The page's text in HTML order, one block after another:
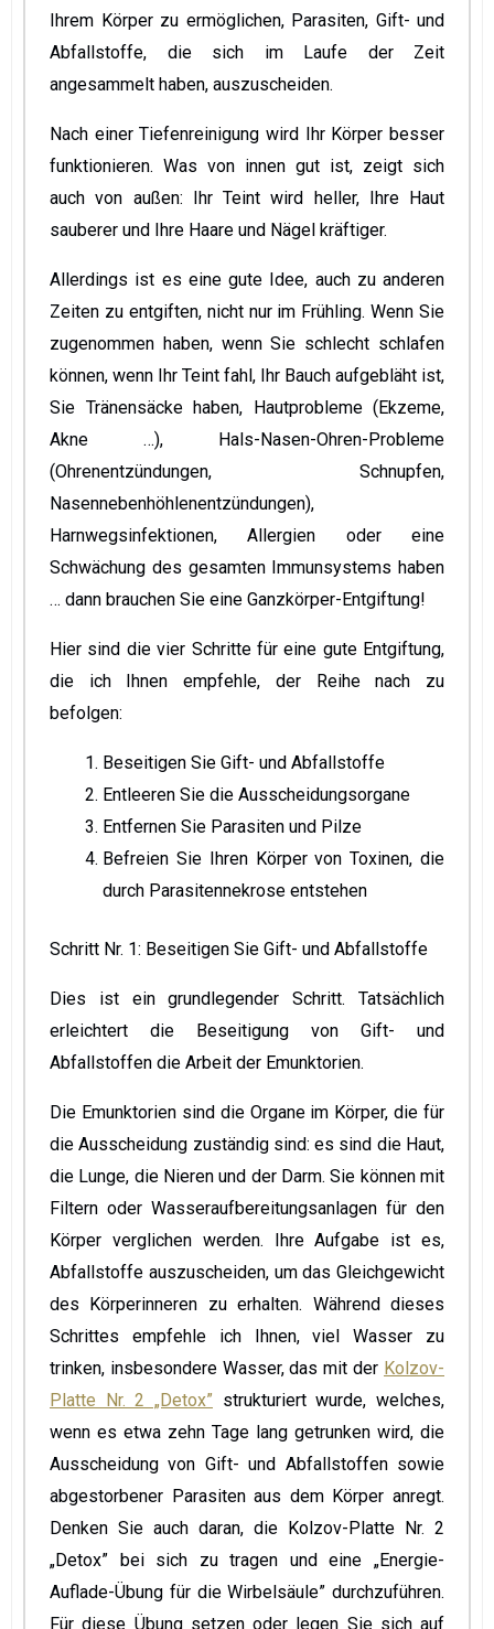
Ihrem Körper zu ermöglichen, Parasiten, Gift- und
Abfallstoffe, die sich im Laufe der Zeit
angesammelt haben, auszuscheiden.
Nach einer Tiefenreinigung wird Ihr Körper besser
funktionieren. Was von innen gut ist, zeigt sich
auch von außen: Ihr Teint wird heller, Ihre Haut
sauberer und Ihre Haare und Nägel kräftiger.
Allerdings ist es eine gute Idee, auch zu anderen
Zeiten zu entgiften, nicht nur im Frühling. Wenn Sie
zugenommen haben, wenn Sie schlecht schlafen
können, wenn Ihr Teint fahl, Ihr Bauch aufgebläht ist,
Sie Tränensäcke haben, Hautprobleme (Ekzeme,
Akne …), Hals-Nasen-Ohren-Probleme
(Ohrenentzündungen, Schnupfen,
Nasennebenhöhlenentzündungen),
Harnwegsinfektionen, Allergien oder eine
Schwächung des gesamten Immunsystems haben
… dann brauchen Sie eine Ganzkörper-Entgiftung!
Hier sind die vier Schritte für eine gute Entgiftung,
die ich Ihnen empfehle, der Reihe nach zu
befolgen:
Beseitigen Sie Gift- und Abfallstoffe
Entleeren Sie die Ausscheidungsorgane
Entfernen Sie Parasiten und Pilze
Befreien Sie Ihren Körper von Toxinen, die
durch Parasitennekrose entstehen
Schritt Nr. 1: Beseitigen Sie Gift- und Abfallstoffe
Dies ist ein grundlegender Schritt. Tatsächlich
erleichtert die Beseitigung von Gift- und
Abfallstoffen die Arbeit der Emunktorien.
Die Emunktorien sind die Organe im Körper, die für
die Ausscheidung zuständig sind: es sind die Haut,
die Lunge, die Nieren und der Darm. Sie können mit
Filtern oder Wasseraufbereitungsanlagen für den
Körper verglichen werden. Ihre Aufgabe ist es,
Abfallstoffe auszuscheiden, um das Gleichgewicht
des Körperinneren zu erhalten. Während dieses
Schrittes empfehle ich Ihnen, viel Wasser zu
trinken, insbesondere Wasser, das mit der Kolzov-
Platte Nr. 2 „Detox” strukturiert wurde, welches,
wenn es etwa zehn Tage lang getrunken wird, die
Ausscheidung von Gift- und Abfallstoffen sowie
abgestorbener Parasiten aus dem Körper anregt.
Denken Sie auch daran, die Kolzov-Platte Nr. 2
„Detox” bei sich zu tragen und eine „Energie-
Auflade-Übung für die Wirbelsäule” durchzuführen.
Für diese Übung setzen oder legen Sie sich auf